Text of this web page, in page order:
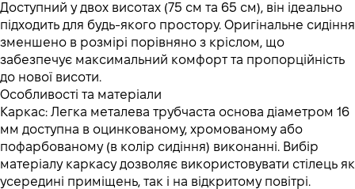
Доступний у двох висотах (75 см та 65 см), він ідеально
підходить для будь-якого простору. Оригінальне сидіння
зменшено в розмірі порівняно з кріслом, що
забезпечує максимальний комфорт та пропорційність
до нової висоти.
Особливості та матеріали
Каркас: Легка металева трубчаста основа діаметром 16
мм доступна в оцинкованому, хромованому або
пофарбованому (в колір сидіння) виконанні. Вибір
матеріалу каркасу дозволяє використовувати стілець як
усередині приміщень, так і на відкритому повітрі.